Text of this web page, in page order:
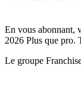
En vous abonnant,
2026 Plus que pro.
Le groupe